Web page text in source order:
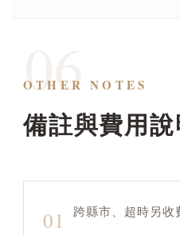
06
OTHER NOTES
備註與費用說
01 跨縣市、超時另